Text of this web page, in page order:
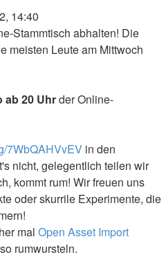
14:40
Stammtisch abhalten! Die
meisten Leute am Mittwoch
ab 20 Uhrder Online-
7WbQAHVvEV in den
nicht, gelegentlich teilen wir
kommt rum! Wir freuen uns
oder skurrile Experimente, die
mal Open Asset Import
rumwursteln.